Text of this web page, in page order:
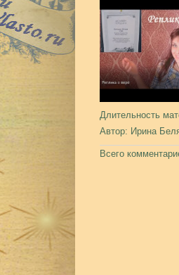
Длительность
Автор: Ирина
Всего